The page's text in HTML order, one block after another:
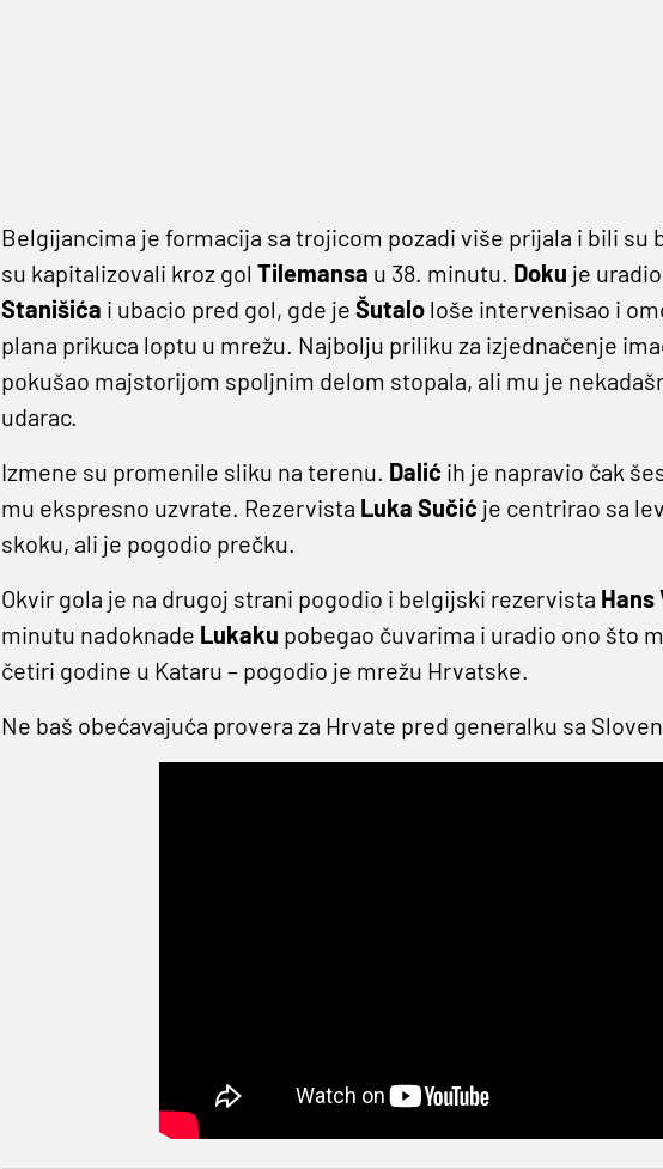
Belgijancima je formacija sa trojicom pozadi više prijala i bili
su kapitalizovali kroz gol Tilemansa u 38. minutu. Doku je
Stanišića i ubacio pred gol, gde je Šutalološe intervenisao i
plana prikuca loptu u mrežu. Najbolju priliku za izjednačenje
pokušao majstorijom spoljnim delom stopala, ali mu je
udarac.
Izmene su promenile sliku na terenu. Dalić ih je napravio čak
mu ekspresno uzvrate. Rezervista Luka Sučić je centrirao sa
skoku, ali je pogodio prečku.
Okvir gola je na drugoj strani pogodio i belgijski rezervista Hans
minutu nadoknade Lukaku pobegao čuvarima i uradio ono što
četiri godine u Kataru – pogodio je mrežu Hrvatske.
Ne baš obećavajuća provera za Hrvate pred generalku sa